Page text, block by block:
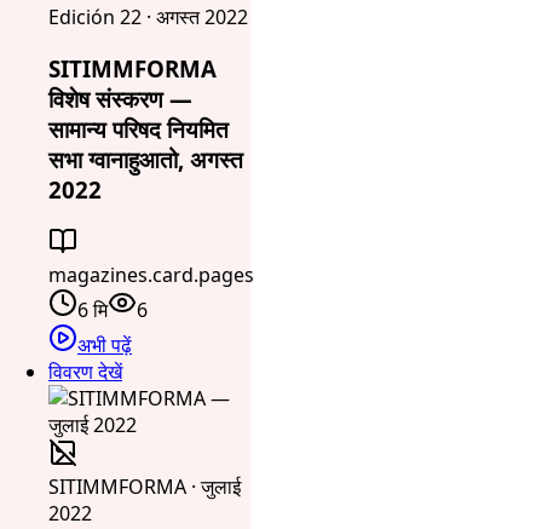
Edición 22 · अगस्त 2022
SITIMMFORMA
विशेष संस्करण —
सामान्य परिषद नियमित
सभा ग्वानाहुआतो, अगस्त
2022
magazines.card.pages
6 मि
6
अभी पढ़ें
विवरण देखें
SITIMMFORMA · जुलाई
2022